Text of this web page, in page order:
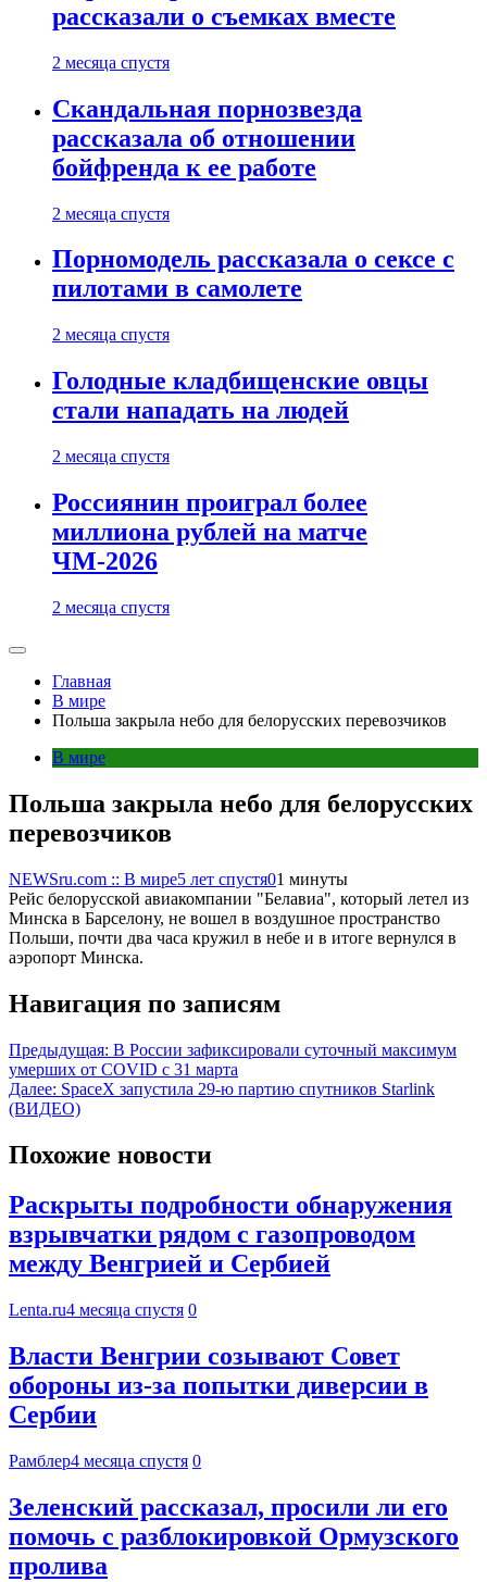
рассказали о съемках вместе
2 месяца спустя
Скандальная порнозвезда
рассказала об отношении
бойфренда к ее работе
2 месяца спустя
Порномодель рассказала о сексе с
пилотами в самолете
2 месяца спустя
Голодные кладбищенские овцы
стали нападать на людей
2 месяца спустя
Россиянин проиграл более
миллиона рублей на матче
ЧМ-2026
2 месяца спустя
Главная
В мире
Польша закрыла небо для белорусских перевозчиков
В мире
Польша закрыла небо для белорусских
перевозчиков
NEWSru.com :: В мире5 лет спустя01 минуты
Рейс белорусской авиакомпании "Белавиа", который летел из
Минска в Барселону, не вошел в воздушное пространство
Польши, почти два часа кружил в небе и в итоге вернулся в
аэропорт Минска.
Навигация по записям
Предыдущая: В России зафиксировали суточный максимум
умерших от COVID с 31 марта
Далее: SpaceX запустила 29-ю партию спутников Starlink
(ВИДЕО)
Похожие новости
Раскрыты подробности обнаружения
взрывчатки рядом с газопроводом
между Венгрией и Сербией
Lenta.ru4 месяца спустя 0
Власти Венгрии созывают Совет
обороны из-за попытки диверсии в
Сербии
Рамблер4 месяца спустя 0
Зеленский рассказал, просили ли его
помочь с разблокировкой Ормузского
пролива